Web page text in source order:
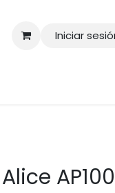
Iniciar
Alice